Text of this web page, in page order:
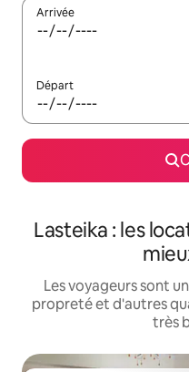
Arrivée
Départ
Lasteika : les
Les voyageurs sont
propreté et d'autres
très